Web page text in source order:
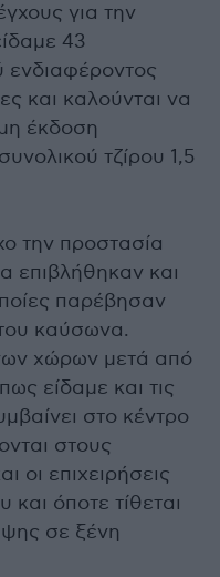
για την
43
ενδιαφέροντος
και καλούνται να
έκδοση
τζίρου 1,5
την προστασία
επιβλήθηκαν και
παρέβησαν
καύσωνα.
χώρων μετά από
είδαμε και τις
στο κέντρο
στους
οι επιχειρήσεις
όποτε τίθεται
σε ξένη